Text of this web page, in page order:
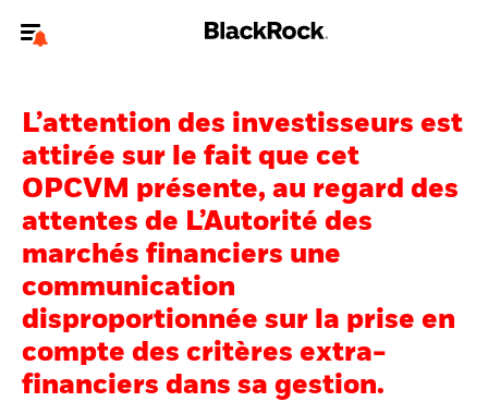
professionnels.
jourvotre type d'utilisateur.
Nous connaître
Thèmes
ETF iShares
L’attention des investisseurs est
attirée sur le fait que cet
OPCVM présente, au regard des
attentes de L’Autorité des
marchés financiers une
communication
disproportionnée sur la prise en
compte des critères extra-
financiers dans sa gestion.